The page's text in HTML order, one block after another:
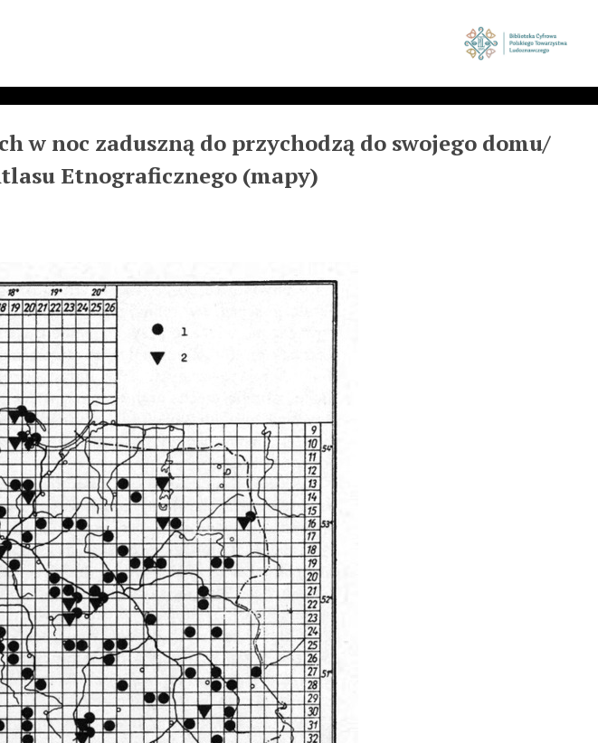
w noc zaduszną do przychodzą do swojego domu/
Etnograficznego (mapy)